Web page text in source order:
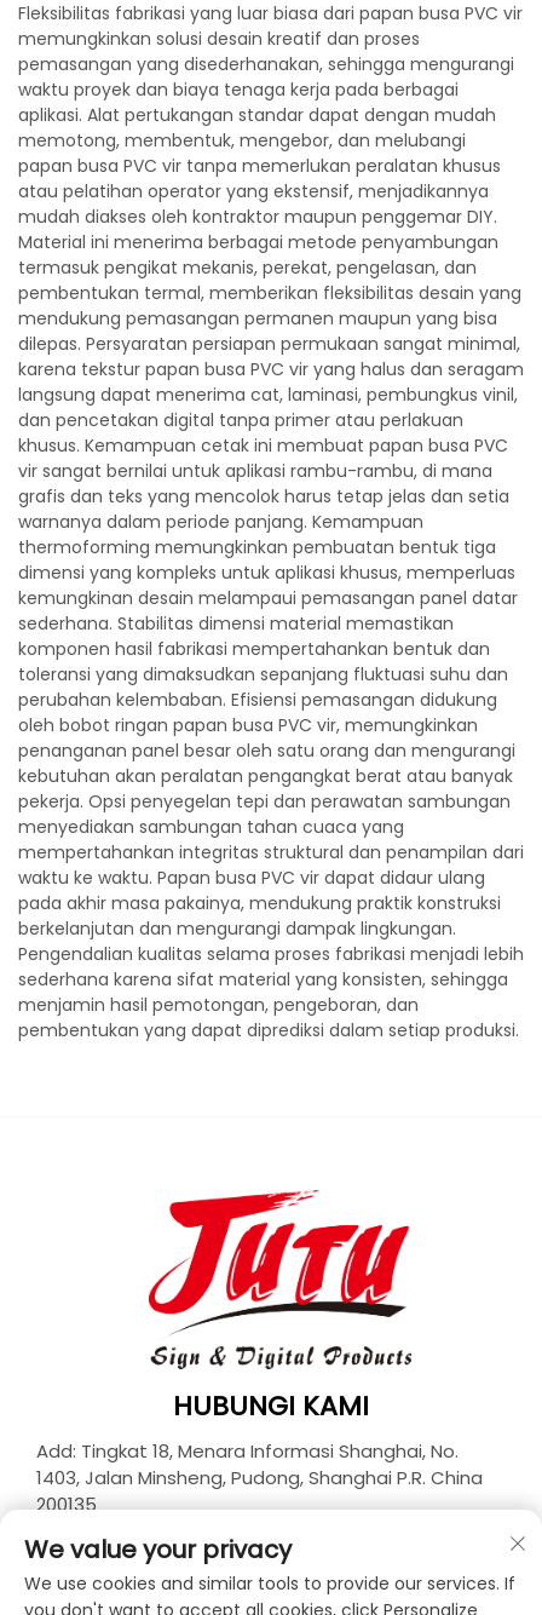
Fleksibilitas fabrikasi yang luar biasa dari papan busa PVC vir
memungkinkan solusi desain kreatif dan proses
pemasangan yang disederhanakan, sehingga mengurangi
waktu proyek dan biaya tenaga kerja pada berbagai
aplikasi. Alat pertukangan standar dapat dengan mudah
memotong, membentuk, mengebor, dan melubangi
papan busa PVC vir tanpa memerlukan peralatan khusus
atau pelatihan operator yang ekstensif, menjadikannya
mudah diakses oleh kontraktor maupun penggemar DIY.
Material ini menerima berbagai metode penyambungan
termasuk pengikat mekanis, perekat, pengelasan, dan
pembentukan termal, memberikan fleksibilitas desain yang
mendukung pemasangan permanen maupun yang bisa
dilepas. Persyaratan persiapan permukaan sangat minimal,
karena tekstur papan busa PVC vir yang halus dan seragam
langsung dapat menerima cat, laminasi, pembungkus vinil,
dan pencetakan digital tanpa primer atau perlakuan
khusus. Kemampuan cetak ini membuat papan busa PVC
vir sangat bernilai untuk aplikasi rambu-rambu, di mana
grafis dan teks yang mencolok harus tetap jelas dan setia
warnanya dalam periode panjang. Kemampuan
thermoforming memungkinkan pembuatan bentuk tiga
dimensi yang kompleks untuk aplikasi khusus, memperluas
kemungkinan desain melampaui pemasangan panel datar
sederhana. Stabilitas dimensi material memastikan
komponen hasil fabrikasi mempertahankan bentuk dan
toleransi yang dimaksudkan sepanjang fluktuasi suhu dan
perubahan kelembaban. Efisiensi pemasangan didukung
oleh bobot ringan papan busa PVC vir, memungkinkan
penanganan panel besar oleh satu orang dan mengurangi
kebutuhan akan peralatan pengangkat berat atau banyak
pekerja. Opsi penyegelan tepi dan perawatan sambungan
menyediakan sambungan tahan cuaca yang
mempertahankan integritas struktural dan penampilan dari
waktu ke waktu. Papan busa PVC vir dapat didaur ulang
pada akhir masa pakainya, mendukung praktik konstruksi
berkelanjutan dan mengurangi dampak lingkungan.
Pengendalian kualitas selama proses fabrikasi menjadi lebih
sederhana karena sifat material yang konsisten, sehingga
menjamin hasil pemotongan, pengeboran, dan
pembentukan yang dapat diprediksi dalam setiap produksi.
HUBUNGI KAMI
Add: Tingkat 18, Menara Informasi Shanghai, No.
1403, Jalan Minsheng, Pudong, Shanghai P.R. China
200135
Telp:+86-21-33927426
E-Mail: [email protected]
We value your privacy
We use cookies and similar tools to provide our services. If
you don't want to accept all cookies, click Personalize